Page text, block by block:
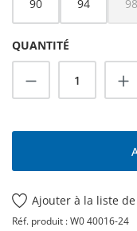
90 94 98
QUANTITÉ
Quantité de
Ajouter à la liste
Réf. produit :W0 40016-24